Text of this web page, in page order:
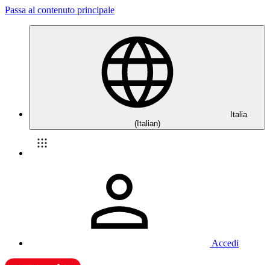
Passa al contenuto principale
Italia
(Italian)
Accedi